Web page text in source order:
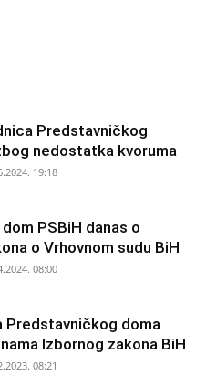
Predstavničkog
nedostatka kvoruma
19:18
PSBiH danas o
o Vrhovnom sudu BiH
08:00
Predstavničkog doma
Izbornog zakona BiH
08:21